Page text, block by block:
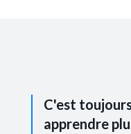
C'est
apprendre